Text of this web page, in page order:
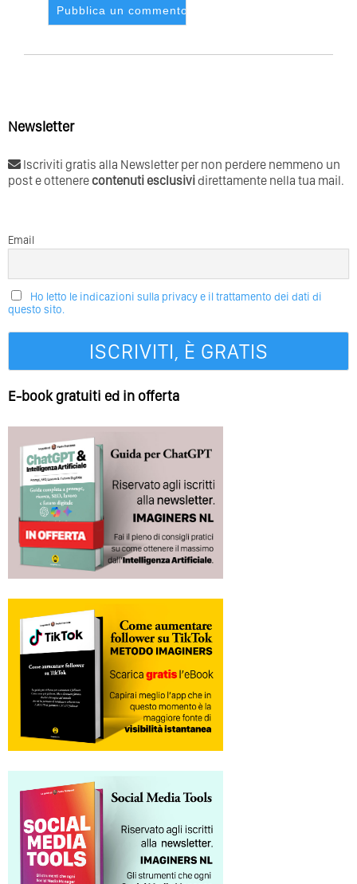
Newsletter
Iscriviti gratis alla Newsletter per non perdere nemmeno un
post e ottenerecontenuti esclusividirettamente nella tua mail.
Email
Ho letto le indicazioni sulla privacy e il trattamento dei dati di
questo sito.
E-book gratuiti ed in offerta